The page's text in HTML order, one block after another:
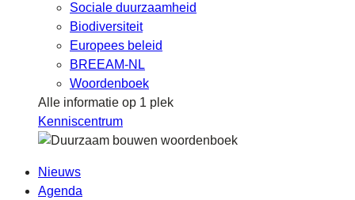
Sociale duurzaamheid
Biodiversiteit
Europees beleid
BREEAM-NL
Woordenboek
Alle informatie op 1 plek
Kenniscentrum
Nieuws
Agenda